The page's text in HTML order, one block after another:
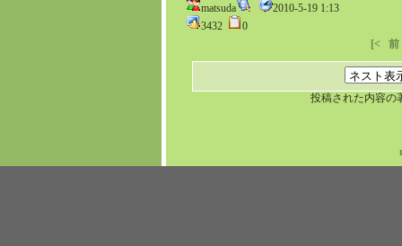
matsuda
2010-5-19 1:13
3432
0
[<
前
投稿された内容の